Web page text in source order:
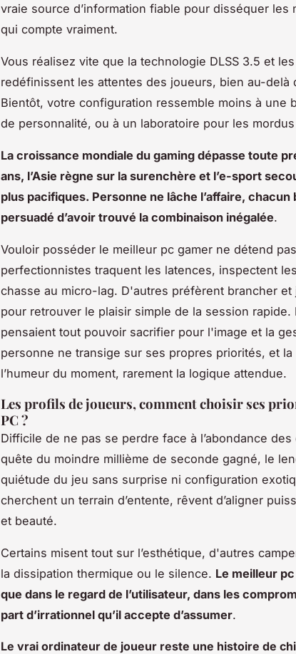
vraie source d’information fiable pour disséquer les
qui compte vraiment.
Vous réalisez vite que la technologie DLSS 3.5 et
redéfinissent les attentes des joueurs, bien au-delà
Bientôt, votre configuration ressemble moins à une
de personnalité, ou à un laboratoire pour les
La croissance mondiale du gaming dépasse toute
ans, l’Asie règne sur la surenchère et l’e-sport
plus pacifiques. Personne ne lâche l’affaire,
persuadé d’avoir trouvé la combinaison inégalée.
Vouloir posséder le meilleur pc gamer ne détend
perfectionnistes traquent les latences, inspectent
chasse au micro-lag. D'autres préfèrent brancher
pour retrouver le plaisir simple de la session rapide.
pensaient tout pouvoir sacrifier pour l'image et la
personne ne transige sur ses propres priorités, et
l’humeur du moment, rarement la logique attendue.
Les profils de joueurs, comment choisir ses
PC ?
Difficile de ne pas se perdre face à l’abondance
quête du moindre millième de seconde gagné, le
quiétude du jeu sans surprise ni configuration
cherchent un terrain d’entente, rêvent d’aligner
et beauté.
Certains misent tout sur l’esthétique, d'autres
la dissipation thermique ou le silence. Le meilleur
que dans le regard de l’utilisateur, dans les
part d’irrationnel qu’il accepte d’assumer.
Le vrai ordinateur de joueur reste une histoire de